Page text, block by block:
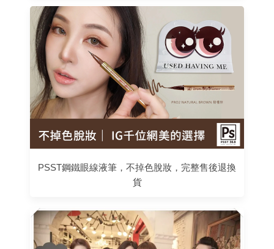
PSST鋼鐵眼線液筆，不掉色脫妝，完整售後退換
貨